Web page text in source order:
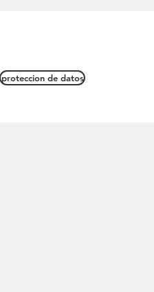
proteccion de datos